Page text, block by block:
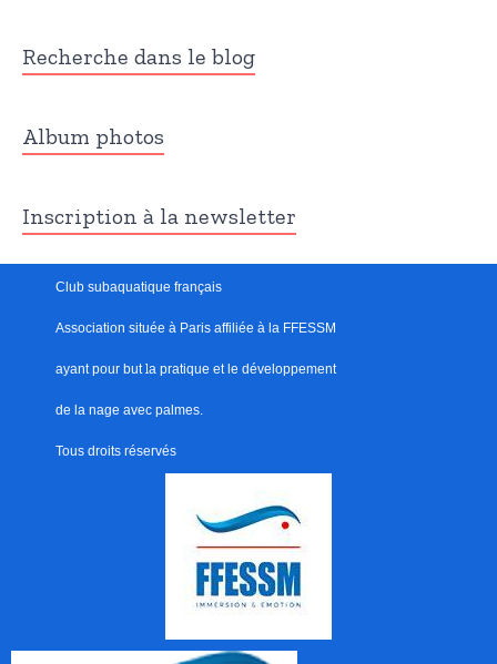
Recherche dans le blog
Album photos
Inscription à la newsletter
Club subaquatique français
Association située à Paris affiliée à la FFESSM
ayant pour but la pratique et le développement
de la nage avec palmes.
Tous droits réservés